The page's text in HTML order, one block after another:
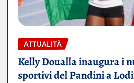
ATTUALITÀ
Kelly Doualla inaugura i
sportivi del Pandini a Lodi